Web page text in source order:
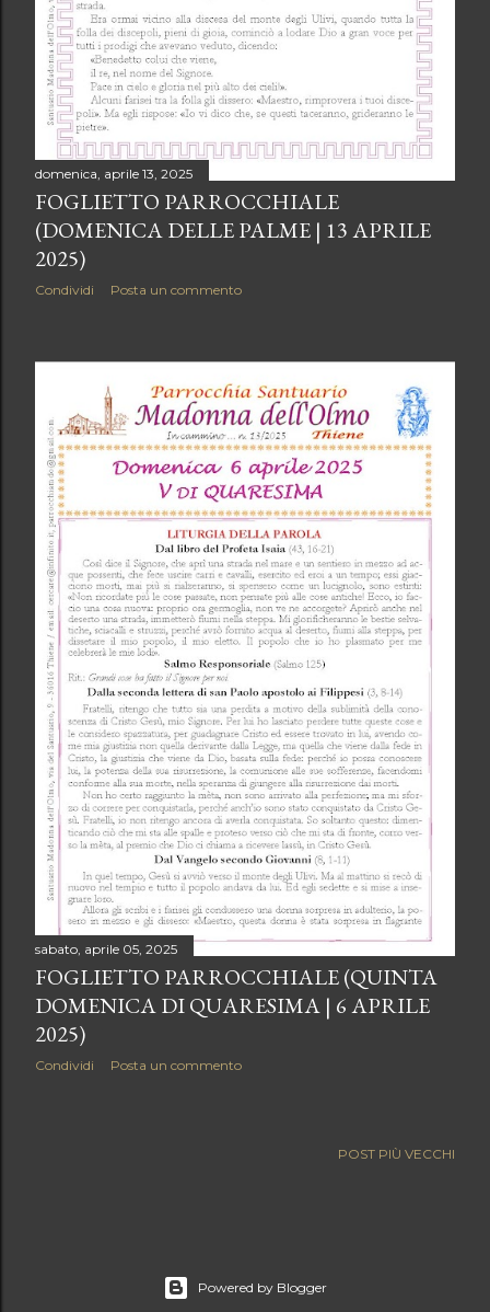
domenica, aprile 13, 2025
FOGLIETTO PARROCCHIALE
(DOMENICA DELLE PALME | 13 APRILE
2025)
Condividi Posta un commento
sabato, aprile 05, 2025
FOGLIETTO PARROCCHIALE (QUINTA
DOMENICA DI QUARESIMA | 6 APRILE
2025)
Condividi Posta un commento
POST PIÙ VECCHI
Powered by Blogger